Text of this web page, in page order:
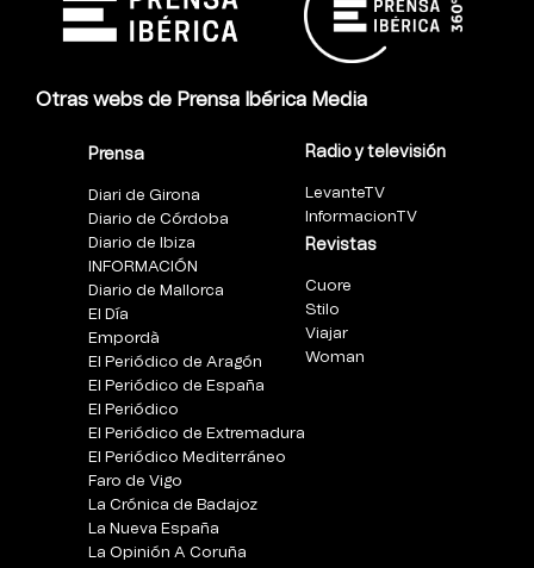
Otras webs de Prensa Ibérica Media
Prensa
Diari de Girona
Diario de Córdoba
Diario de Ibiza
INFORMACIÓN
Diario de Mallorca
El Día
Empordà
El Periódico de Aragón
El Periódico de España
El Periódico
El Periódico de Extremadura
El Periódico Mediterráneo
Faro de Vigo
La Crónica de Badajoz
La Nueva España
La Opinión A Coruña
Radio y televisión
LevanteTV
InformacionTV
Revistas
Cuore
Stilo
Viajar
Woman